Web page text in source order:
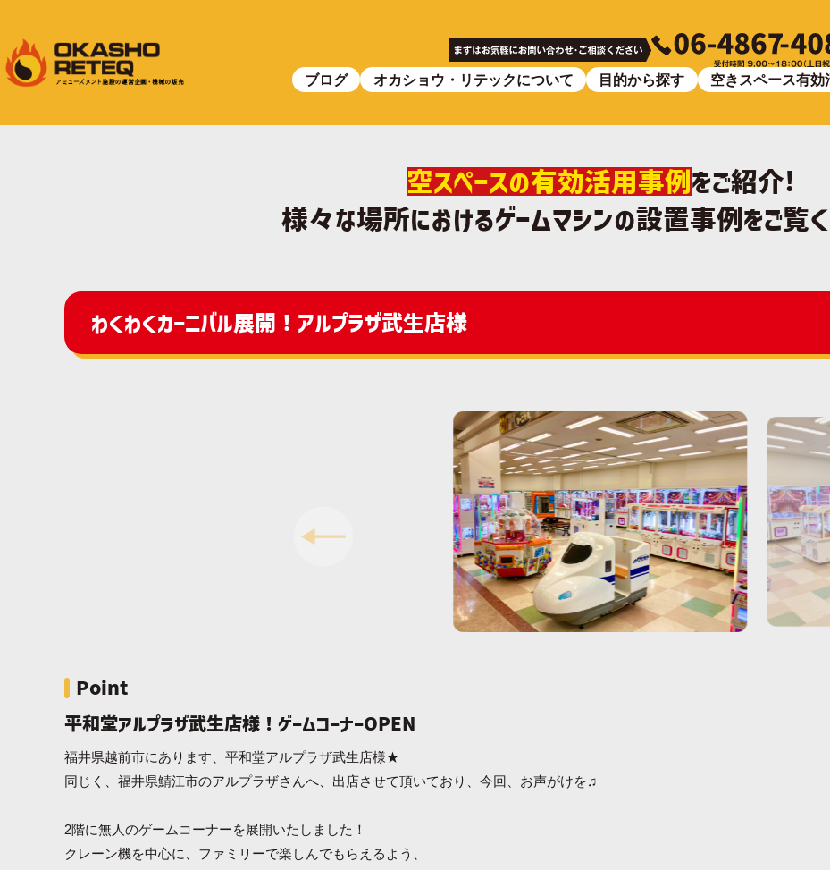
ブログ オカショウ・リテックについて 目的から探す 空きスペース有効
空スペースの有効活用事例 をご紹介!
様々な場所におけるゲームマシンの設置事例をご覧く
わくわくカーニバル展開！アルプラザ武生店様
Point
平和堂アルプラザ武生店様！ゲームコーナーOPEN
福井県越前市にあります、平和堂アルプラザ武生店様★
同じく、福井県鯖江市のアルプラザさんへ、出店させて頂いており、今回、お声がけを♫
2階に無人のゲームコーナーを展開いたしました！
クレーン機を中心に、ファミリーで楽しんでもらえるよう、